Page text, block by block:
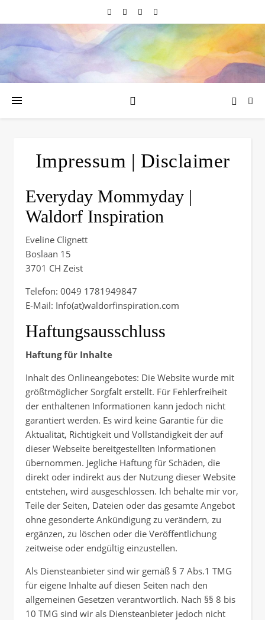
Impressum | Disclaimer
Everyday Mommyday |
Waldorf Inspiration
Eveline Clignett
Boslaan 15
3701 CH Zeist
Telefon: 0049 1781949847
E-Mail: Info(at)waldorfinspiration.com
Haftungsausschluss
Haftung für Inhalte
Inhalt des Onlineangebotes: Die Website wurde mit
größtmöglicher Sorgfalt erstellt. Für Fehlerfreiheit
der enthaltenen Informationen kann jedoch nicht
garantiert werden. Es wird keine Garantie für die
Aktualität, Richtigkeit und Vollständigkeit der auf
dieser Webseite bereitgestellten Informationen
übernommen. Jegliche Haftung für Schäden, die
direkt oder indirekt aus der Nutzung dieser Website
entstehen, wird ausgeschlossen. Ich behalte mir vor,
Teile der Seiten, Dateien oder das gesamte Angebot
ohne gesonderte Ankündigung zu verändern, zu
ergänzen, zu löschen oder die Veröffentlichung
zeitweise oder endgültig einzustellen.
Als Diensteanbieter sind wir gemäß § 7 Abs.1 TMG
für eigene Inhalte auf diesen Seiten nach den
allgemeinen Gesetzen verantwortlich. Nach §§ 8 bis
10 TMG sind wir als Diensteanbieter jedoch nicht